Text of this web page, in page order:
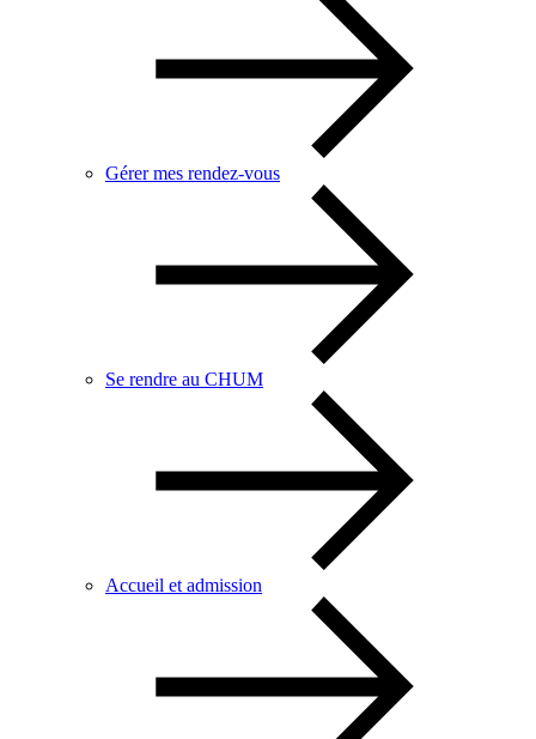
Gérer mes rendez-vous
Se rendre au CHUM
Accueil et admission